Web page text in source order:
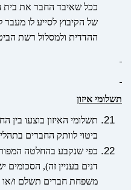
ככל שאיבד החבר את בית
של הקיבוץ לסייע לו
ההדדית ולמסלול רשת
תשלומי איזון
תשלומי האיזון בוצעו
ביטוי לוותק החברים
כפי שנקבע בהחלטה
דנים בעניין זה), הסכומים
משפחת חברים תשלם ו/או